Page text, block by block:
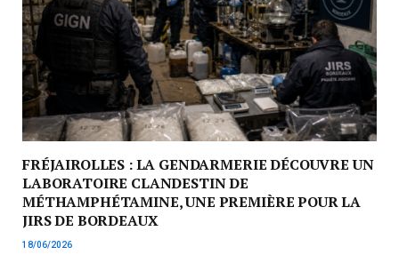
FRÉJAIROLLES : LA GENDARMERIE DÉCOUVRE UN
LABORATOIRE CLANDESTIN DE
MÉTHAMPHÉTAMINE, UNE PREMIÈRE POUR LA
JIRS DE BORDEAUX
18/06/2026